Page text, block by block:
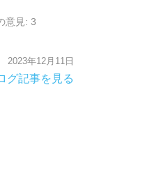
意見: 3
2023年12月11日
グ記事を見る